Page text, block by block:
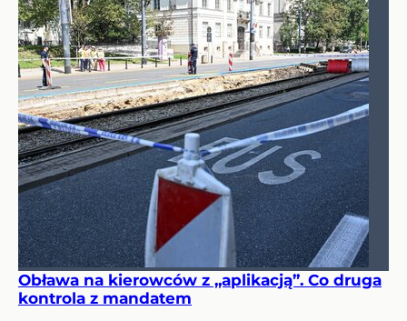
Obława na kierowców z „aplikacją”. Co druga
kontrola z mandatem